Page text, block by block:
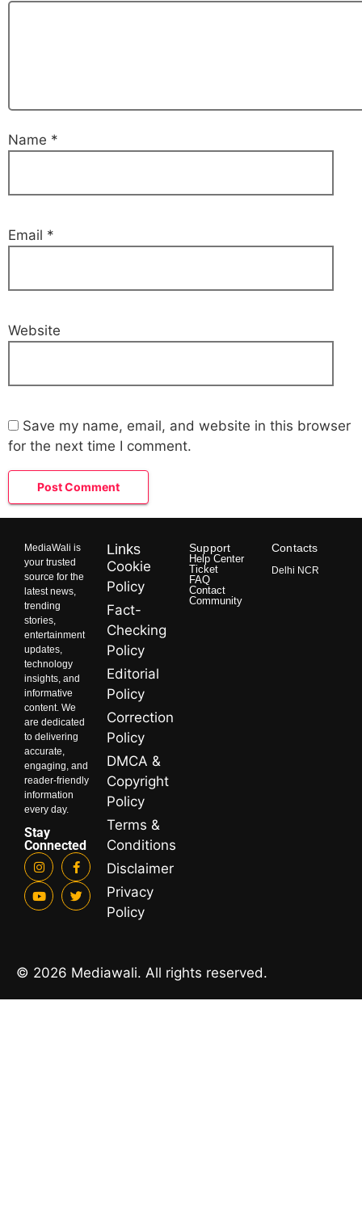
Name *
Email *
Website
Save my name, email, and website in this browser
for the next time I comment.
MediaWali is
your trusted
source for the
latest news,
trending
stories,
entertainment
updates,
technology
insights, and
informative
content. We
are dedicated
to delivering
accurate,
engaging, and
reader-friendly
information
every day.
Stay
Connected
Links
Cookie
Policy
Fact-
Checking
Policy
Editorial
Policy
Correction
Policy
DMCA &
Copyright
Policy
Terms &
Conditions
Disclaimer
Privacy
Policy
Support
Help Center
Ticket
FAQ
Contact
Community
Contacts
Delhi NCR
© 2026 Mediawali. All rights reserved.